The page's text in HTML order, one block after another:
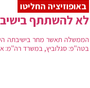
באופוזיציה החליטו
לא להשתתף
הממשלה תאשר מחר בישיבתה
בטה"פ: סגלוביץ, במשרד רה"מ: